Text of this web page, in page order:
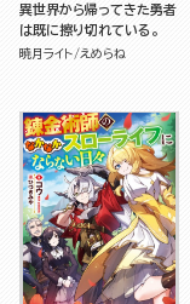
異世界から帰ってきた勇者
は既に擦り切れている。
暁月ライト えめらね